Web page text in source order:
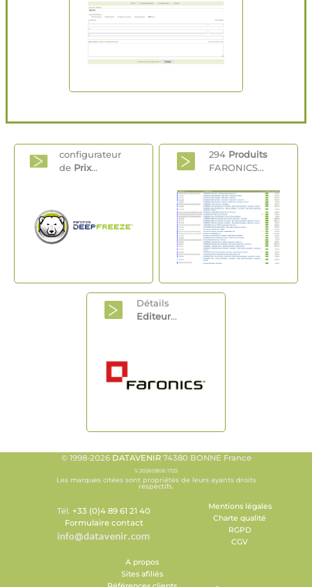
configurateur
de Prix...
294 Produits
FARONICS...
Détails
Editeur...
© 1998-2026 DATAVENIR74380 BONNE France
V.20260806.1725
Les marques citées sont propriétés de leurs ayants droits
respectifs.
Tél. +33 (0)4 89 61 21 40
Formulaire contact
Mentions légales
Charte qualité
RGPD
CGV
A propos
Sites afiliés